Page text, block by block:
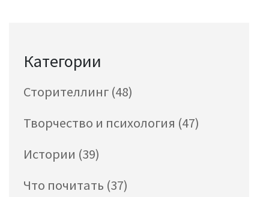
Категории
Сторителлинг (48)
Творчество и психология (47)
Истории (39)
Что почитать (37)